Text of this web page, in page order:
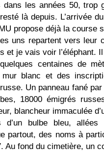
dans les années 50, trop
là depuis. L’arrivée
propose déjà la course
uns repartent vers leur
et je vais voir l’éléphant.
centaines de
mur blanc et des
Un panneau fané
18000 émigrés
blancheur immaculée
d’un bulbe bleu,
partout, des noms à
Au fond du cimetière, un